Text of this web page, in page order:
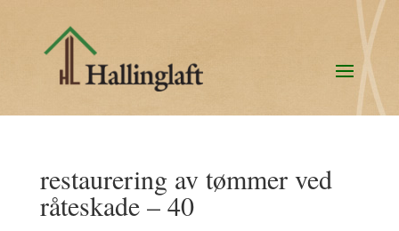
restaurering av tømmer ved
råteskade – 40